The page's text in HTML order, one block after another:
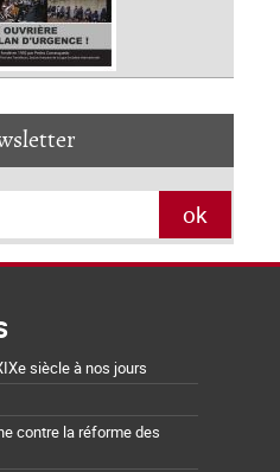
siècle à nos jours
contre la réforme des